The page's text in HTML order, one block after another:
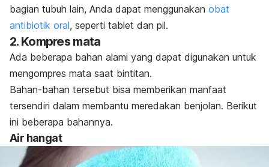
bagian tubuh lain, Anda dapat menggunakan obat
antibiotik oral, seperti tablet dan pil.
2. Kompres mata
Ada beberapa bahan alami yang dapat digunakan untuk
mengompres mata saat bintitan.
Bahan-bahan tersebut bisa memberikan manfaat
tersendiri dalam membantu meredakan benjolan. Berikut
ini beberapa bahannya.
Air hangat